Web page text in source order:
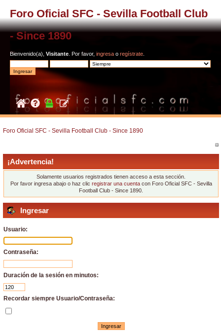
Foro Oficial SFC - Sevilla Football Club
- Since 1890
Bienvenido(a), Visitante . Por favor, ingresa o regístrate
Foro Oficial SFC - Sevilla Football Club - Since 1890
¡Advertencia!
Solamente usuarios registrados tienen acceso a esta sección.
Por favor ingresa abajo o haz clic registrar una cuentacon Foro Oficial SFC - Sevilla
Football Club - Since 1890.
Ingresar
Usuario:
Contraseña:
Duración de la sesión en minutos:
Recordar siempre Usuario/Contraseña: